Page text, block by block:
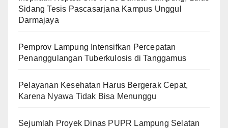
Sidang Tesis Pascasarjana Kampus Unggul
Darmajaya
Pemprov Lampung Intensifkan Percepatan
Penanggulangan Tuberkulosis di Tanggamus
Pelayanan Kesehatan Harus Bergerak Cepat,
Karena Nyawa Tidak Bisa Menunggu
Sejumlah Proyek Dinas PUPR Lampung Selatan